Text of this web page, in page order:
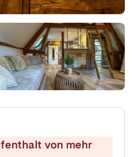
von mehr